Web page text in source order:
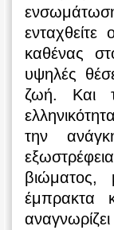
καθένας
υψηλές
ζωή. Και
την
βιώματος,
έμπρακτα